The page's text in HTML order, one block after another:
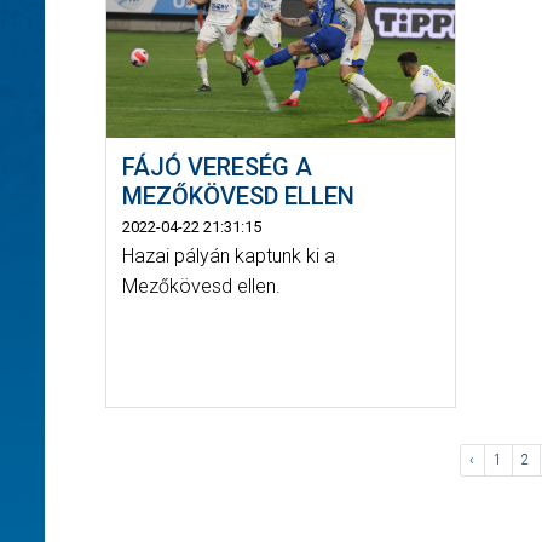
FÁJÓ VERESÉG A
MEZŐKÖVESD ELLEN
2022-04-22 21:31:15
Hazai pályán kaptunk ki a
Mezőkövesd ellen.
‹ 1 2